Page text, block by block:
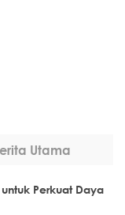
Utama
untuk Perkuat Daya